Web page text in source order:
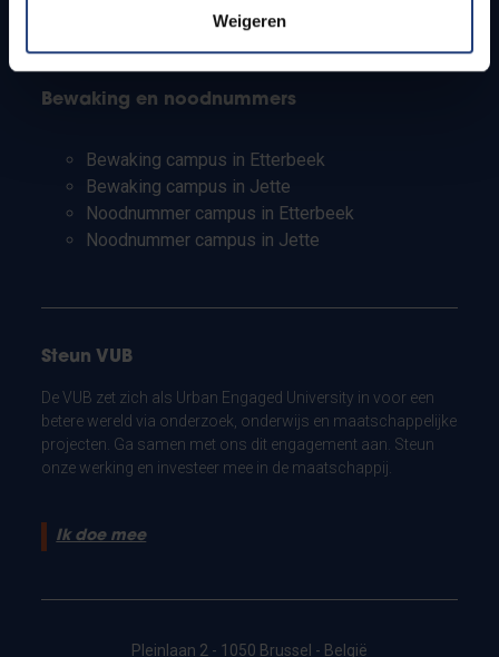
Weigeren
Bewaking en noodnummers
Bewaking campus in Etterbeek
Bewaking campus in Jette
Noodnummer campus in Etterbeek
Noodnummer campus in Jette
Steun VUB
De VUB zet zich als Urban Engaged University in voor een
betere wereld via onderzoek, onderwijs en maatschappelijke
projecten. Ga samen met ons dit engagement aan. Steun
onze werking en investeer mee in de maatschappij.
Ik doe mee
Pleinlaan 2 - 1050 Brussel - België